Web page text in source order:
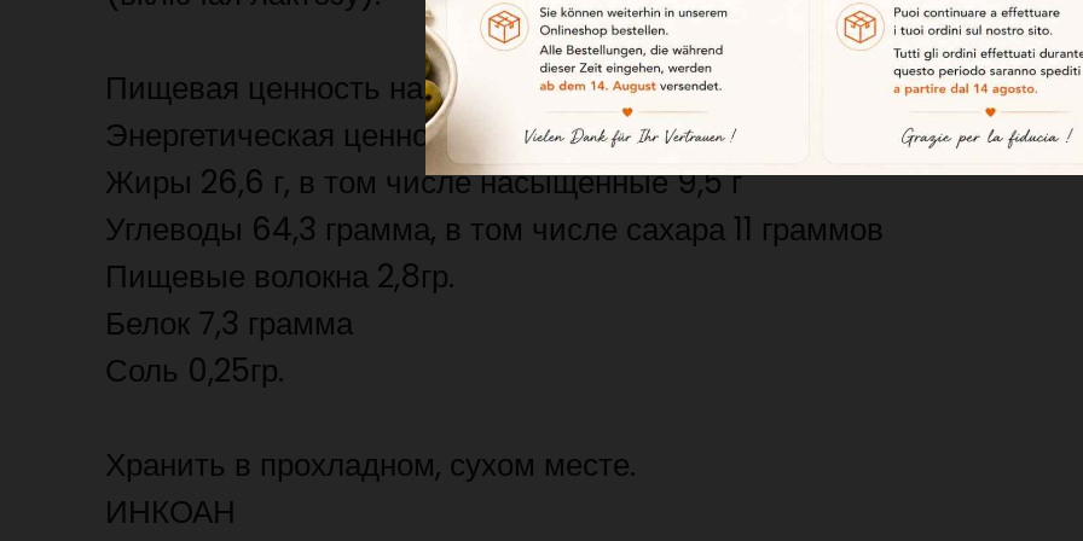
Пищевая ценность на 100 г:
Энергетическая ценность 2157 кДж 514 ккал
Жиры 26,6 г, в том числе насыщенные 9,5 г
Углеводы 64,3 грамма, в том числе сахара 11 граммов
Пищевые волокна 2,8гр.
Белок 7,3 грамма
Соль 0,25гр.
Хранить в прохладном, сухом месте.
ИНКОАН